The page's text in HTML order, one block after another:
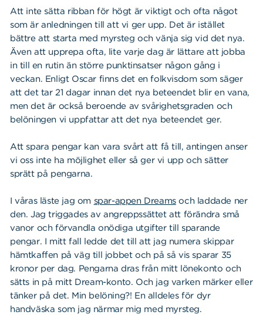
Att inte sätta ribban för högt är viktigt och ofta något
som är anledningen till att vi ger upp. Det är istället
bättre att starta med myrsteg och vänja sig vid det nya.
Även att upprepa ofta, lite varje dag är lättare att jobba
in till en rutin än större punktinsatser någon gång i
veckan. Enligt Oscar finns det en folkvisdom som säger
att det tar 21 dagar innan det nya beteendet blir en vana,
men det är också beroende av svårighetsgraden och
belöningen vi uppfattar att det nya beteendet ger.
Att spara pengar kan vara svårt att få till, antingen anser
vi oss inte ha möjlighet eller så ger vi upp och sätter
sprätt på pengarna.
I våras läste jag om spar-appen Dreamsoch laddade ner
den. Jag triggades av angreppssättet att förändra små
vanor och förvandla onödiga utgifter till sparande
pengar. I mitt fall ledde det till att jag numera skippar
hämtkaffen på väg till jobbet och på så vis sparar 35
kronor per dag. Pengarna dras från mitt lönekonto och
sätts in på mitt Dream-konto. Och jag varken märker eller
tänker på det. Min belöning?! En alldeles för dyr
handväska som jag närmar mig med myrsteg.